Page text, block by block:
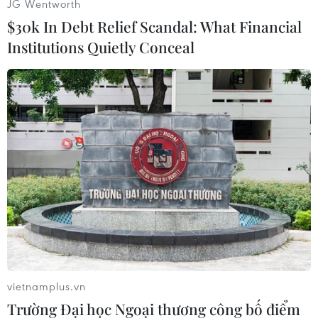
#Singapore #Lý Quang Diệu
#Goh Chok Tong
#Từ chức
#Nội các #Bầu cử
Nga
Singapore
Theo dõi VietnamPlus
TIN CÙNG CHUYÊN MỤC
JG Wentworth
$30k In Debt Relief Scandal: What Financial
Institutions Quietly Conceal
vietnamplus.vn
Trường Đại học Ngoại thương công bố điểm